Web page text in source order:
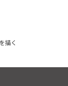
描く